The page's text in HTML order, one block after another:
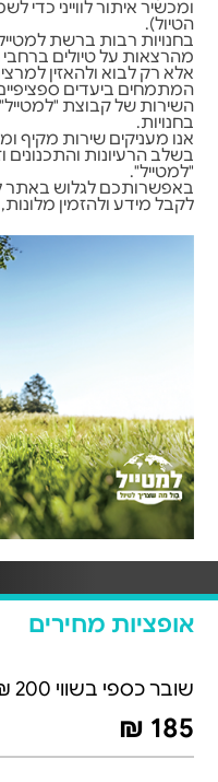
ומכשיר איתור לווייני
הטיול).
בחנויות רבות ברשת
מהרצאות על טיולים
אלא רק לבוא ולהאזין
המתמחים ביעדים
השירות של קבוצת
בחנויות.
אנו מעניקים שירות מקיף
בשלב הרעיונות
"למטייל".
באפשרותכם לגלוש באתר
לקבל מידע ולהזמין
אופציות מחירים
שובר כספי בשווי 200 ₪
185 ₪